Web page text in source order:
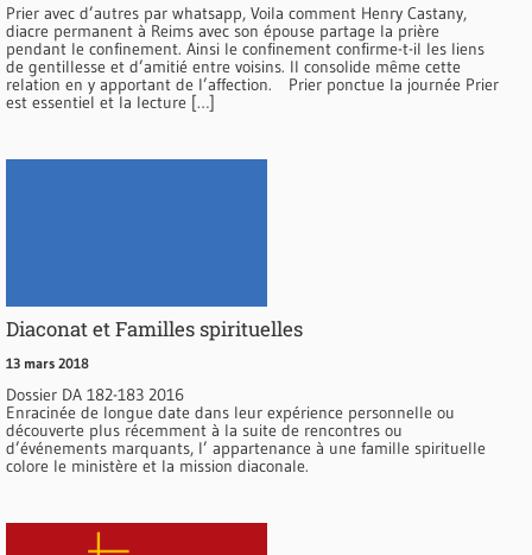
Prier avec d’autres par whatsapp, Voila comment Henry Castany,
diacre permanent à Reims avec son épouse partage la prière
pendant le confinement. Ainsi le confinement confirme-t-il les liens
de gentillesse et d’amitié entre voisins. Il consolide même cette
relation en y apportant de l’affection. Prier ponctue la journée Prier
est essentiel et la lecture […]
Diaconat et Familles spirituelles
13 mars 2018
Dossier DA 182-183 2016
Enracinée de longue date dans leur expérience personnelle ou
découverte plus récemment à la suite de rencontres ou
d’événements marquants, l’ appartenance à une famille spirituelle
colore le ministère et la mission diaconale.